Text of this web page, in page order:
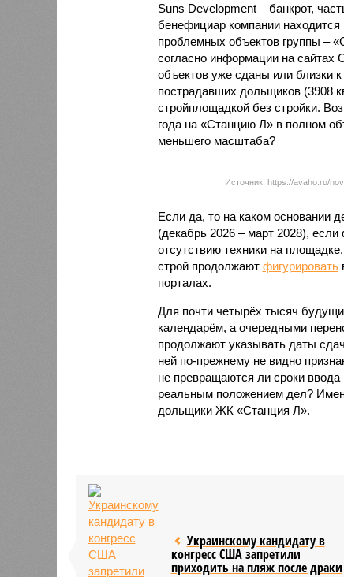
Suns Development – банкрот,
бенефициар компании
проблемных объектов группы –
согласно информации на сайтах
объектов уже сданы или близки
пострадавших дольщиков (3908
стройплощадкой без стройки.
года на «Станцию Л» в полном
меньшего масштаба?
Источник: https://avaho.ru/
Если да, то на каком основании
(декабрь 2026 – март 2028),
отсутствию техники на
строй продолжают фигурировать
порталах.
Для почти четырёх тысяч
календарём, а очередными
продолжают указывать даты
ней по-прежнему не видно
не превращаются ли сроки
реальным положением дел?
дольщики ЖК «Станция Л».
Украинскому кандидату в
конгресс США запретили
приходить на пляж после драки